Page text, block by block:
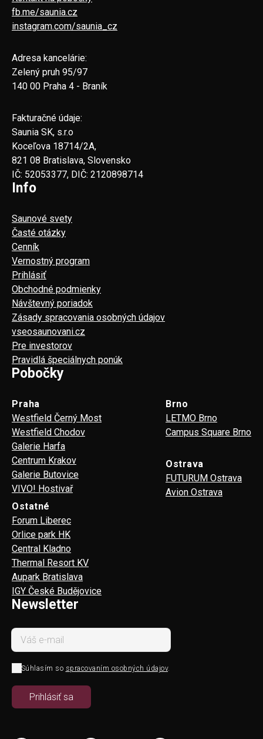
fb.me/saunia.cz
instagram.com/saunia_cz
Adresa kancelárie:
Zelený pruh 95/97
140 00 Praha 4 - Braník
Fakturačné údaje:
Saunia SK, s.r.o
Koceľova 18714/2A,
821 08 Bratislava, Slovensko
IČ: 52053377, DIČ: 2120898714
Info
Saunové svety
Časté otázky
Cenník
Vernostný program
Prihlásiť
Obchodné podmienky
Návštevný poriadok
Zásady spracovania osobných údajov
vseosaunovani.cz
Pre investorov
Pravidlá špeciálnych ponúk
Pobočky
Praha
Westfield Černý Most
Westfield Chodov
Galerie Harfa
Centrum Krakov
Galerie Butovice
VIVO! Hostivař
Brno
LETMO Brno
Campus Square Brno
Ostrava
FUTURUM Ostrava
Avion Ostrava
Ostatné
Forum Liberec
Orlice park HK
Central Kladno
Thermal Resort KV
Aupark Bratislava
IGY České Budějovice
Newsletter
Súhlasím so spracovaním osobných údajov.